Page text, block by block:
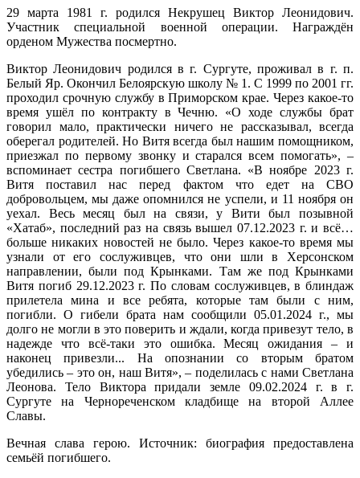
29 марта 1981 г. родился Некрушец Виктор Леонидович.
Участник специальной военной операции. Награждён
орденом Мужества посмертно.
Виктор Леонидович родился в г. Сургуте, проживал в г. п.
Белый Яр. Окончил Белоярскую школу № 1. С 1999 по 2001 гг.
проходил срочную службу в Приморском крае. Через какое-то
время ушёл по контракту в Чечню. «О ходе службы брат
говорил мало, практически ничего не рассказывал, всегда
оберегал родителей. Но Витя всегда был нашим помощником,
приезжал по первому звонку и старался всем помогать», –
вспоминает сестра погибшего Светлана. «В ноябре 2023 г.
Витя поставил нас перед фактом что едет на СВО
добровольцем, мы даже опомнился не успели, и 11 ноября он
уехал. Весь месяц был на связи, у Вити был позывной
«Хатаб», последний раз на связь вышел 07.12.2023 г. и всё…
больше никаких новостей не было. Через какое-то время мы
узнали от его сослуживцев, что они шли в Херсонском
направлении, были под Крынками. Там же под Крынками
Витя погиб 29.12.2023 г. По словам сослуживцев, в блиндаж
прилетела мина и все ребята, которые там были с ним,
погибли. О гибели брата нам сообщили 05.01.2024 г., мы
долго не могли в это поверить и ждали, когда привезут тело, в
надежде что всё-таки это ошибка. Месяц ожидания – и
наконец привезли... На опознании со вторым братом
убедились – это он, наш Витя», – поделилась с нами Светлана
Леонова. Тело Виктора придали земле 09.02.2024 г. в г.
Сургуте на Чернореченском кладбище на второй Аллее
Славы.
Вечная слава герою. Источник: биография предоставлена
семьёй погибшего.